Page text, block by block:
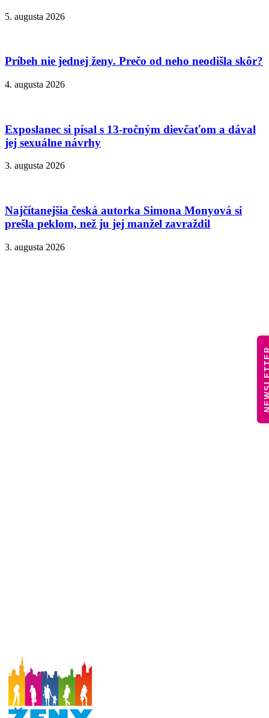
5. augusta 2026
Príbeh nie jednej ženy. Prečo od neho neodišla skôr?
4. augusta 2026
Exposlanec si písal s 13-ročným dievčaťom a dával
jej sexuálne návrhy
3. augusta 2026
Najčítanejšia česká autorka Simona Monyová si
prešla peklom, než ju jej manžel zavraždil
3. augusta 2026